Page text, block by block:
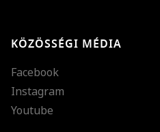
KÖZÖSSÉGI MÉDIA
Facebook
Instagram
Youtube